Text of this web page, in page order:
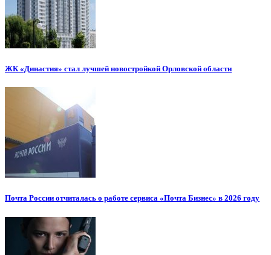
ЖК «Династия» стал лучшей новостройкой Орловской области
Почта России отчиталась о работе сервиса «Почта Бизнес» в 2026 году